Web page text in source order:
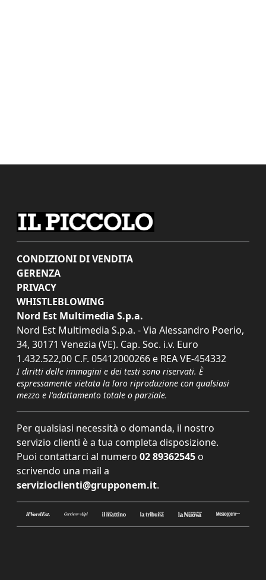
CONDIZIONI DI VENDITA
GERENZA
PRIVACY
WHISTLEBLOWING
Nord Est Multimedia S.p.a.
Nord Est Multimedia S.p.a. - Via Alessandro Poerio,
34, 30171 Venezia (VE). Cap. Soc. i.v. Euro
1.432.522,00 C.F. 05412000266 e REA VE-454332
I diritti delle immagini e dei testi sono riservati. È
espressamente vietata la loro riproduzione con qualsiasi
mezzo e l'adattamento totale o parziale.
Per qualsiasi necessità o domanda, il nostro
servizio clienti è a tua completa disposizione.
Puoi contattarci al numero 02 89362545 o
scrivendo una mail a
servizioclienti@grupponem.it.